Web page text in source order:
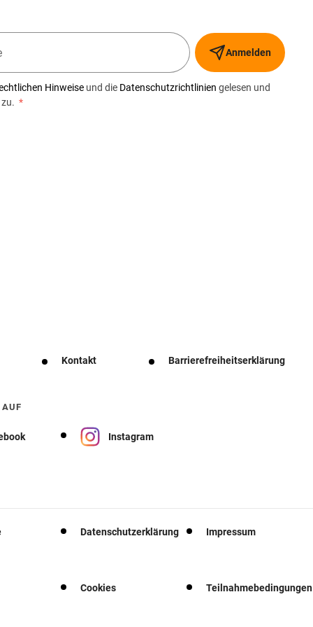
Anmelden
Hinweise und die Datenschutzrichtlinien gelesen und
*
Kontakt Barrierefreiheitserklärung
AUF
Instagram
Datenschutzerklärung Impressum
Cookies Teilnahmebedingungen